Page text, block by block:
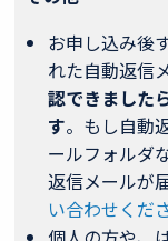
お申し込み後
れた自動返信
認できました
す。もし自動
ールフォルダ
返信メールが
い合わせくだ